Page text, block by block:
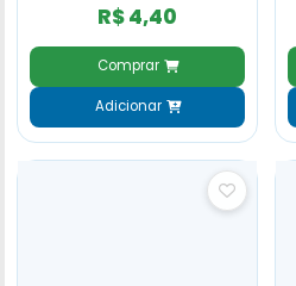
R$ 4,40
Comprar
Adicionar